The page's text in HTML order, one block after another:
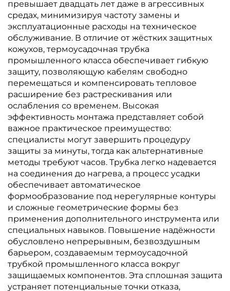
превышает двадцать лет даже в агрессивных
средах, минимизируя частоту замены и
эксплуатационные расходы на техническое
обслуживание. В отличие от жёстких защитных
кожухов, термоусадочная трубка
промышленного класса обеспечивает гибкую
защиту, позволяющую кабелям свободно
перемещаться и компенсировать тепловое
расширение без растрескивания или
ослабления со временем. Высокая
эффективность монтажа представляет собой
важное практическое преимущество:
специалисты могут завершить процедуру
защиты за минуты, тогда как альтернативные
методы требуют часов. Трубка легко надевается
на соединения до нагрева, а процесс усадки
обеспечивает автоматическое
формообразование под нерегулярные контуры
и сложные геометрические формы без
применения дополнительного инструмента или
специальных навыков. Повышение надёжности
обусловлено непрерывным, безвоздушным
барьером, создаваемым термоусадочной
трубкой промышленного класса вокруг
защищаемых компонентов. Эта сплошная защита
устраняет потенциальные точки отказа,